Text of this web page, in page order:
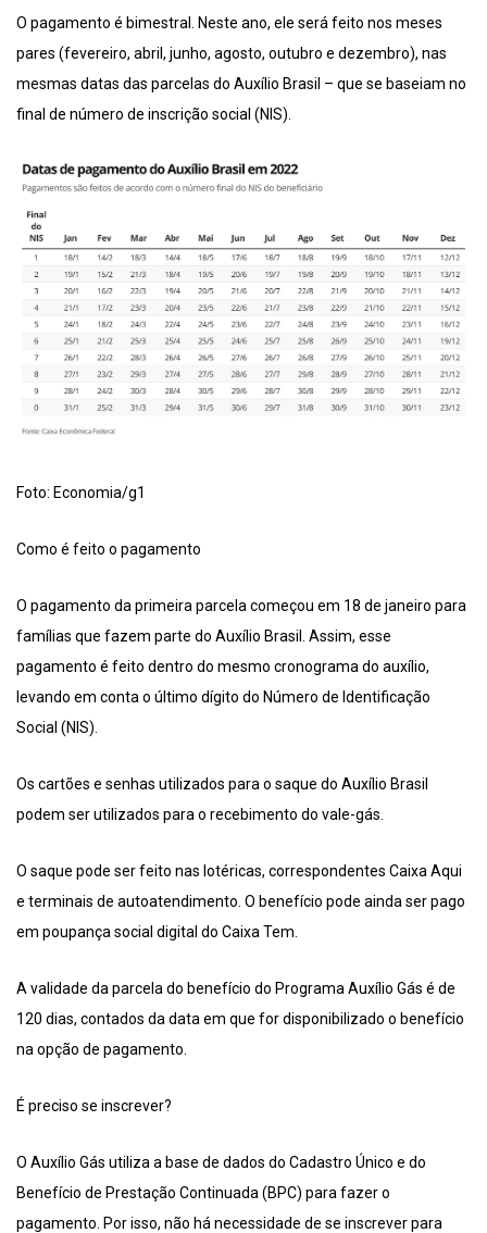
O pagamento é bimestral. Neste ano, ele será feito nos meses
pares (fevereiro, abril, junho, agosto, outubro e dezembro), nas
mesmas datas das parcelas do Auxílio Brasil – que se baseiam no
final de número de inscrição social (NIS).
Foto: Economia/g1
Como é feito o pagamento
O pagamento da primeira parcela começou em 18 de janeiro para
famílias que fazem parte do Auxílio Brasil. Assim, esse
pagamento é feito dentro do mesmo cronograma do auxílio,
levando em conta o último dígito do Número de Identificação
Social (NIS).
Os cartões e senhas utilizados para o saque do Auxílio Brasil
podem ser utilizados para o recebimento do vale-gás.
O saque pode ser feito nas lotéricas, correspondentes Caixa Aqui
e terminais de autoatendimento. O benefício pode ainda ser pago
em poupança social digital do Caixa Tem.
A validade da parcela do benefício do Programa Auxílio Gás é de
120 dias, contados da data em que for disponibilizado o benefício
na opção de pagamento.
É preciso se inscrever?
O Auxílio Gás utiliza a base de dados do Cadastro Único e do
Benefício de Prestação Continuada (BPC) para fazer o
pagamento. Por isso, não há necessidade de se inscrever para